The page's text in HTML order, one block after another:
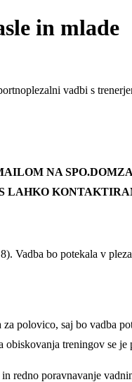
in mlade
vadbi s
NA
Vadba bo potekala v
polovico, saj bo vadba
treningov se
poravnavanje